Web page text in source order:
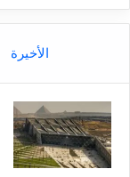
ق
و
و
ع
ه
الأخيرة